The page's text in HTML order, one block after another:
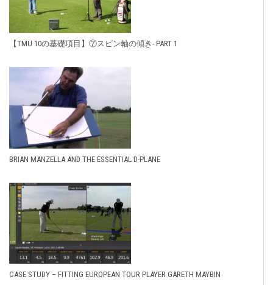
【TMU 10の基礎項目】⑦スピン軸の傾き- PART 1
BRIAN MANZELLA AND THE ESSENTIAL D-PLANE
CASE STUDY – FITTING EUROPEAN TOUR PLAYER GARETH MAYBIN